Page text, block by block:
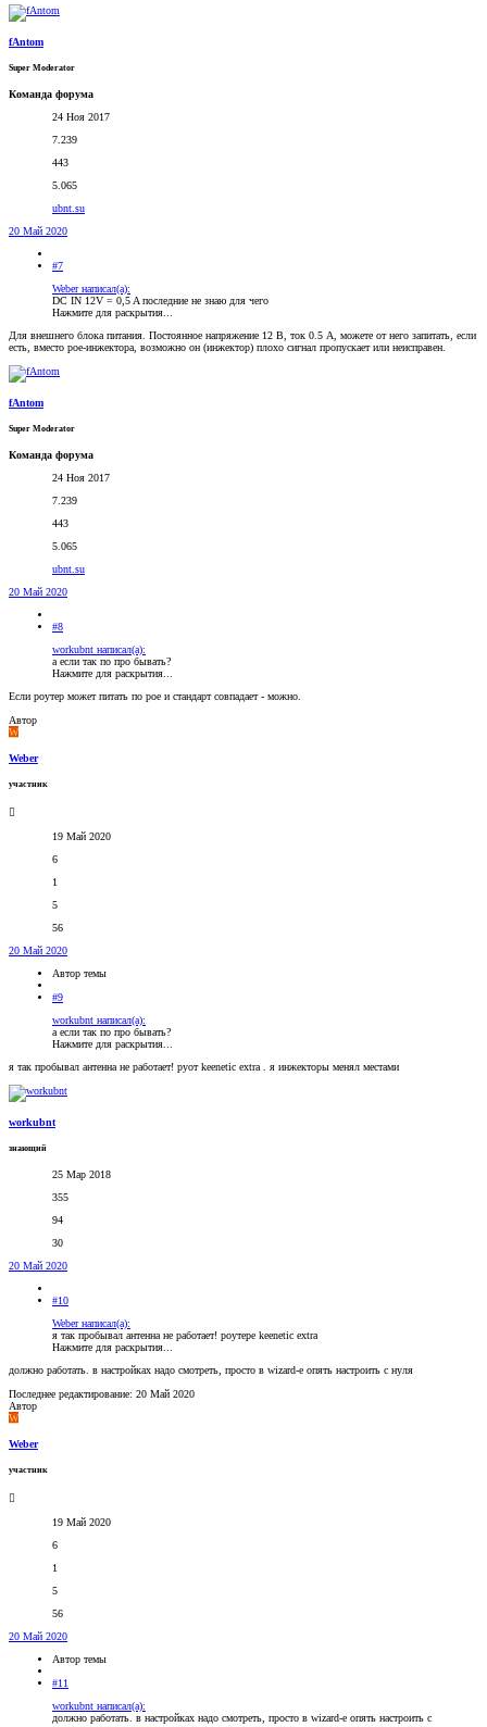
fAntom
Super Moderator
Команда форума
24 Ноя 2017
7.239
443
5.065
ubnt.su
20 Май 2020
#7
Weber написал(а):
DC IN 12V = 0,5 A последние не знаю для чего
Нажмите для раскрытия...
Для внешнего блока питания. Постоянное напряжение 12 В, ток 0.5 А, можете от него запитать, если
есть, вместо poe-инжектора, возможно он (инжектор) плохо сигнал пропускает или неисправен.
fAntom
Super Moderator
Команда форума
24 Ноя 2017
7.239
443
5.065
ubnt.su
20 Май 2020
#8
workubnt написал(а):
а если так по про бывать?
Нажмите для раскрытия...
Если роутер может питать по poe и стандарт совпадает - можно.
Автор
W
Weber
участник
19 Май 2020
6
1
5
56
20 Май 2020
Автор темы
#9
workubnt написал(а):
а если так по про бывать?
Нажмите для раскрытия...
я так пробывал антенна не работает! руот keenetic extra . я инжекторы менял местами
workubnt
знающий
25 Мар 2018
355
94
30
20 Май 2020
#10
Weber написал(а):
я так пробывал антенна не работает! роутере keenetic extra
Нажмите для раскрытия...
должно работать. в настройках надо смотреть, просто в wizard-е опять настроить с нуля
Последнее редактирование: 20 Май 2020
Автор
W
Weber
участник
19 Май 2020
6
1
5
56
20 Май 2020
Автор темы
#11
workubnt написал(а):
должно работать. в настройках надо смотреть, просто в wizard-е опять настроить с